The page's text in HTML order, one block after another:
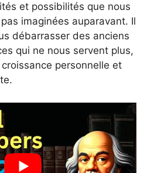
et possibilités que nous
imaginées auparavant. Il
débarrasser des anciens
qui ne nous servent plus,
personnelle et